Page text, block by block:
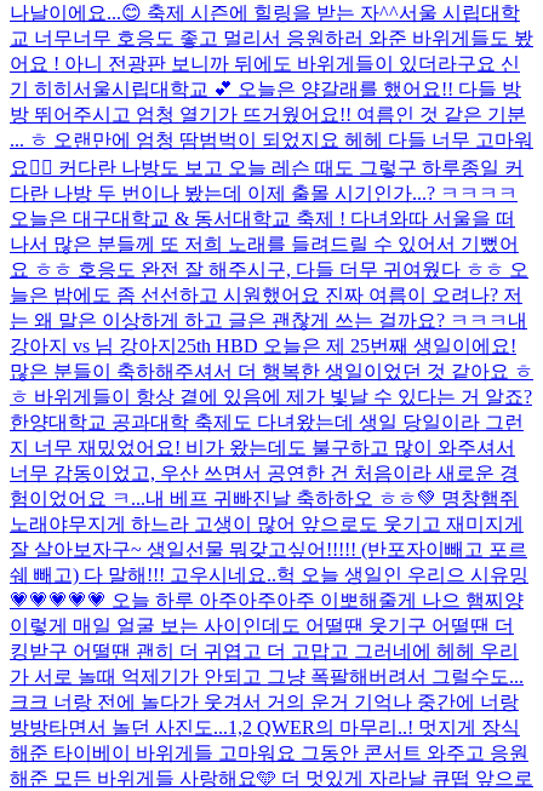
나날이에요...😊 축제 시즌에 힐링을 받는 자^^서울 시립대학
교 너무너무 호응도 좋고 멀리서 응원하러 와준 바위게들도 봤
어요 ! 아니 전광판 보니까 뒤에도 바위게들이 있더라구요 신
기 히히 서울시립대학교 💕 오늘은 양갈래를 했어요!! 다들 방
방 뛰어주시고 엄청 열기가 뜨거웠어요!! 여름인 것 같은 기분
... ㅎ 오랜만에 엄청 땀범벅이 되었지요 헤헤 다들 너무 고마워
요❤️‍🔥 커다란 나방도 보고 오늘 레슨 때도 그렇구 하루종일 커
다란 나방 두 번이나 봤는데 이제 출몰 시기인가...? ㅋㅋㅋㅋ
오늘은 대구대학교 & 동서대학교 축제 ! 다녀와따 서울을 떠
나서 많은 분들께 또 저희 노래를 들려드릴 수 있어서 기뻤어
요 ㅎㅎ 호응도 완전 잘 해주시구, 다들 더무 귀여웠다 ㅎㅎ 오
늘은 밤에도 좀 선선하고 시원했어요 진짜 여름이 오려나? 저
는 왜 말은 이상하게 하고 글은 괜찮게 쓰는 걸까요? ㅋㅋㅋ 내
강아지 vs 님 강아지 25th HBD 오늘은 제 25번째 생일이에요!
많은 분들이 축하해주셔서 더 행복한 생일이었던 것 같아요 ㅎ
ㅎ 바위게들이 항상 곁에 있음에 제가 빛날 수 있다는 거 알죠?
한양대학교 공과대학 축제도 다녀왔는데 생일 당일이라 그런
지 너무 재밌었어요! 비가 왔는데도 불구하고 많이 와주셔서
너무 감동이었고, 우산 쓰면서 공연한 건 처음이라 새로운 경
험이었어요 ㅋ...내 베프 귀빠진날 축하하오 ㅎㅎ💚 명창햄쥐
노래야무지게 하느라 고생이 많어 앞으로도 웃기고 재미지게
잘 살아보자구~ 생일선물 뭐갖고싶어!!!!! (반포자이빼고 포르
쉐 빼고) 다 말해!!! 고우시네요..헉 오늘 생일인 우리으 시유밍
💗💗💗💗💗 오늘 하루 아주아주아주 이뽀해줄게 나으 햄찌양
이렇게 매일 얼굴 보는 사이인데도 어떨땐 웃기구 어떨땐 더
킹받구 어떨땐 괜히 더 귀엽고 더 고맙고 그러네에 헤헤 우리
가 서로 놀때 억제기가 안되고 그냥 폭팔해버려서 그럴수도...
크크 너랑 전에 놀다가 웃겨서 거의 운거 기억나 중간에 너랑
방방타면서 놀던 사진도...1,2 QWER의 마무리..! 멋지게 장식
해준 타이베이 바위게들 고마워요 그동안 콘서트 와주고 응원
해준 모든 바위게들 사랑해요🩵 더 멋있게 자라날 큐떱 앞으로